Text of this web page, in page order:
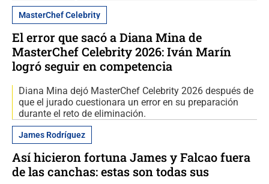
MasterChef Celebrity
El error que sacó a Diana Mina de
MasterChef Celebrity 2026: Iván Marín
logró seguir en competencia
Diana Mina dejó MasterChef Celebrity 2026 después de
que el jurado cuestionara un error en su preparación
durante el reto de eliminación.
James Rodríguez
Así hicieron fortuna James y Falcao fuera
de las canchas: estas son todas sus